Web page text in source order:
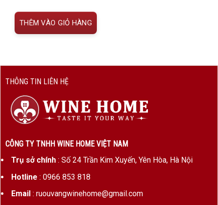
1.950.000 VNĐ. là:
1.700.000 VNĐ.
THÊM VÀO GIỎ HÀNG
THÔNG TIN LIÊN HỆ
CÔNG TY TNHH WINE HOME VIỆT NAM
Trụ sở chính: Số 24 Trần Kim Xuyến, Yên Hòa, Hà Nội
Hotline : 0966 853 818
Email : ruouvangwinehome@gmail.com